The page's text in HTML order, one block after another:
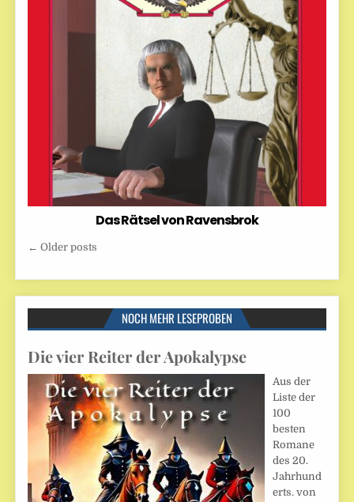
Das Rätsel von Ravensbrok
Beitragsnavigation
← Older posts
NOCH MEHR LESEPROBEN
Die vier Reiter der Apokalypse
Aus der
Liste der
100
besten
Romane
des 20.
Jahrhund
erts. von